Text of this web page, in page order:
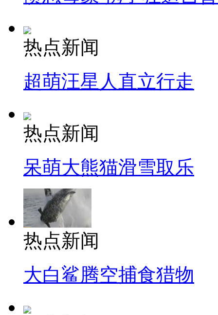
热点新闻
超萌汪星人直立行走
热点新闻
呆萌大熊猫滑雪取乐
热点新闻
大白鲨腾空捕食猎物